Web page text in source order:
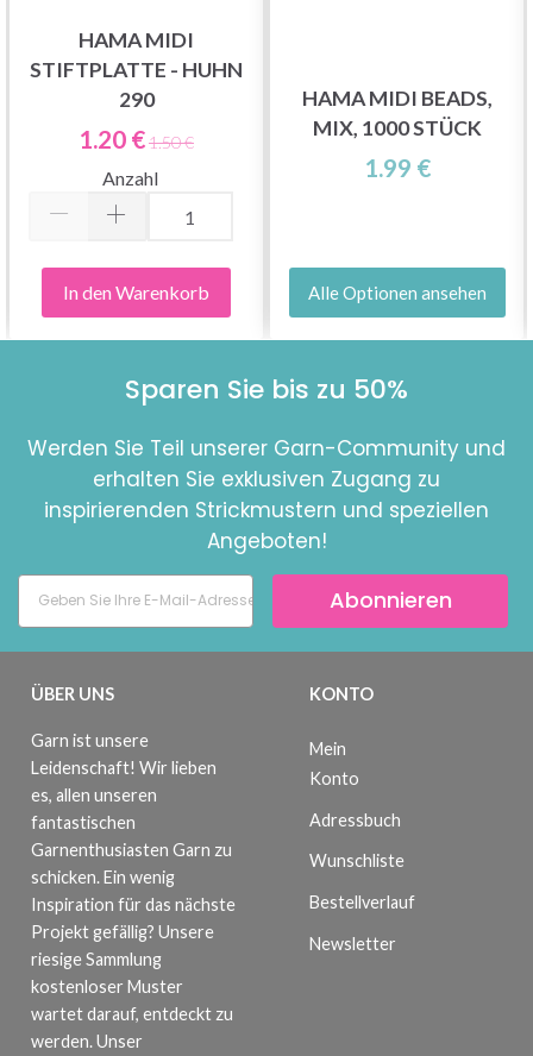
HAMA MIDI
STIFTPLATTE - HUHN
290
1.20 €1.50 €
Anzahl
In den Warenkorb
HAMA MIDI BEADS,
MIX, 1000 STÜCK
1.99 €
Alle Optionen ansehen
Sparen Sie bis zu 50%
Werden Sie Teil unserer Garn-Community und
erhalten Sie exklusiven Zugang zu
inspirierenden Strickmustern und speziellen
Angeboten!
Abonnieren
ÜBER UNS
Garn ist unsere
Leidenschaft! Wir lieben
es, allen unseren
fantastischen
Garnenthusiasten Garn zu
schicken. Ein wenig
Inspiration für das nächste
Projekt gefällig? Unsere
riesige Sammlung
kostenloser Muster
wartet darauf, entdeckt zu
werden. Unser
KONTO
Mein
Konto
Adressbuch
Wunschliste
Bestellverlauf
Newsletter